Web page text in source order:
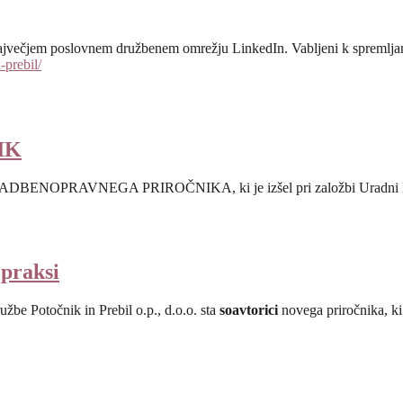
poslovnem družbenem omrežju LinkedIn. Vabljeni k
prebil/
PRIROČNIKA, ki je izšel pri založbi Uradni
Potočnik in Prebil o.p., d.o.o. sta soavtorici novega priročnika,